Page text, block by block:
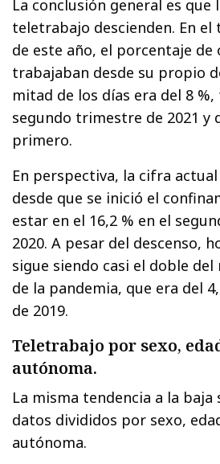
La conclusión general es que
teletrabajo descienden. En
de este año, el porcentaje de
trabajaban desde su propio
mitad de los días era del 8
segundo trimestre de 2021 y
primero.
En perspectiva, la cifra
desde que se inició el
estar en el 16,2 % en el
2020. A pesar del descenso,
sigue siendo casi el doble
de la pandemia, que era del
de 2019.
Teletrabajo por sexo,
autónoma.
La misma tendencia a la baja
datos divididos por sexo,
autónoma.